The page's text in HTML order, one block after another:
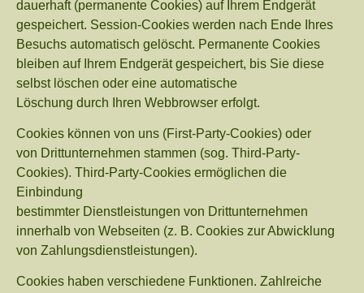
dauerhaft (permanente Cookies) auf Ihrem Endgerät
gespeichert. Session-Cookies werden nach Ende Ihres
Besuchs automatisch gelöscht. Permanente Cookies
bleiben auf Ihrem Endgerät gespeichert, bis Sie diese
selbst löschen oder eine automatische
Löschung durch Ihren Webbrowser erfolgt.
Cookies können von uns (First-Party-Cookies) oder
von Drittunternehmen stammen (sog. Third-Party-
Cookies). Third-Party-Cookies ermöglichen die
Einbindung
bestimmter Dienstleistungen von Drittunternehmen
innerhalb von Webseiten (z. B. Cookies zur Abwicklung
von Zahlungsdienstleistungen).
Cookies haben verschiedene Funktionen. Zahlreiche